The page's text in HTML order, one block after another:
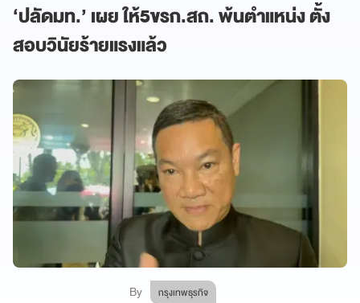
‘ปลัดมท.’ เผย ให้5ขรก.สถ. พ้นตำแหน่ง ตั้ง
สอบวินัยร้ายแรงแล้ว
By กรุงเทพธุรกิจ